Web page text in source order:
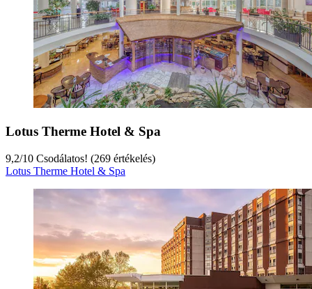
Lotus Therme Hotel & Spa
9,2/10 Csodálatos! (269 értékelés)
Lotus Therme Hotel & Spa